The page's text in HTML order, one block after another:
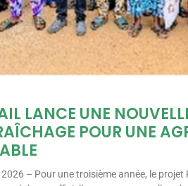
LANCE UNE
POUR UNE
– Pour une troisième année, le projet